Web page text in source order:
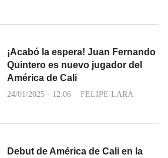
¡Acabó la espera! Juan Fernando
Quintero es nuevo jugador del
América de Cali
24/01/2025 - 12:06 FELIPE LARA
Debut de América de Cali en la